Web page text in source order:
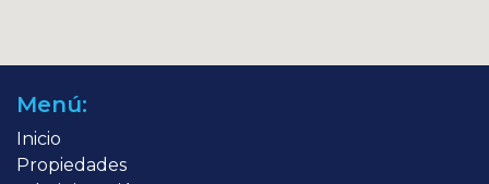
Menú:
Inicio
Propiedades